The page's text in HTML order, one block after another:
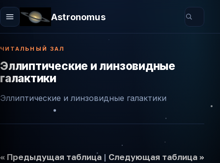
Astronomus
ЧИТАЛЬНЫЙ ЗАЛ
Эллиптические и линзовидные
галактики
Эллиптические и линзовидные галактики
<< Предыдущая таблица | Следующая таблица >>